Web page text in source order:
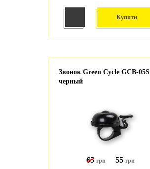
Купити
Звонок Green Cycle GCB-05S
черный
65 грн 55 грн